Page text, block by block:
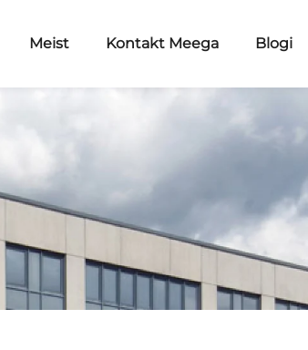
Meist Kontakt Meega Blogi